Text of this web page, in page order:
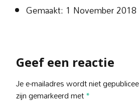
Gemaakt: 1 November 2018
Geef een reactie
Je e-mailadres wordt niet
zijn gemarkeerd met*